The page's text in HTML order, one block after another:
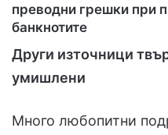
преводни грешки при
банкнотите
Други източници
умишлени
Много любопитни